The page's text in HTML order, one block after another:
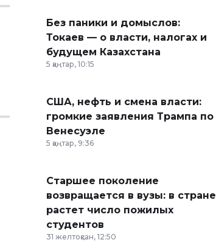
Без паники и домыслов:
Токаев — о власти, налогах и
будущем Казахстана
5 қаңтар, 10:15
США, нефть и смена власти:
громкие заявления Трампа по
Венесуэле
5 қаңтар, 9:36
Старшее поколение
возвращается в вузы: в стране
растет число пожилых
студентов
31 желтоқсан, 12:50